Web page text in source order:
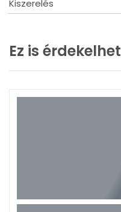
Kiszerelés
Ez is érdekelhet